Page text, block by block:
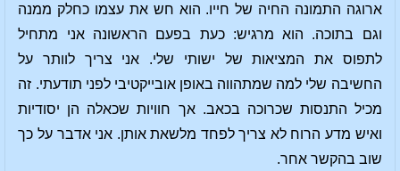
ארוגה התמונה החיה של חייו. הוא חש את עצמו כחלק ממנה
וגם בתוכה. הוא מרגיש: כעת בפעם הראשונה אני מתחיל
לתפוס את המציאות של ישותי שלי. אני צריך לוותר על
החשיבה שלי למה שמתהווה באופן אובייקטיבי לפני תודעתי. זה
מכיל התנסות שכרוכה בכאב. אך חוויות שכאלה הן יסודיות
ואיש מדע הרוח לא צריך לפחד מלשאת אותן. אני אדבר על כך
שוב בהקשר אחר.